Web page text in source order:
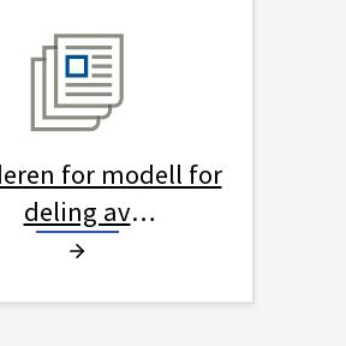
for modell for
deling av